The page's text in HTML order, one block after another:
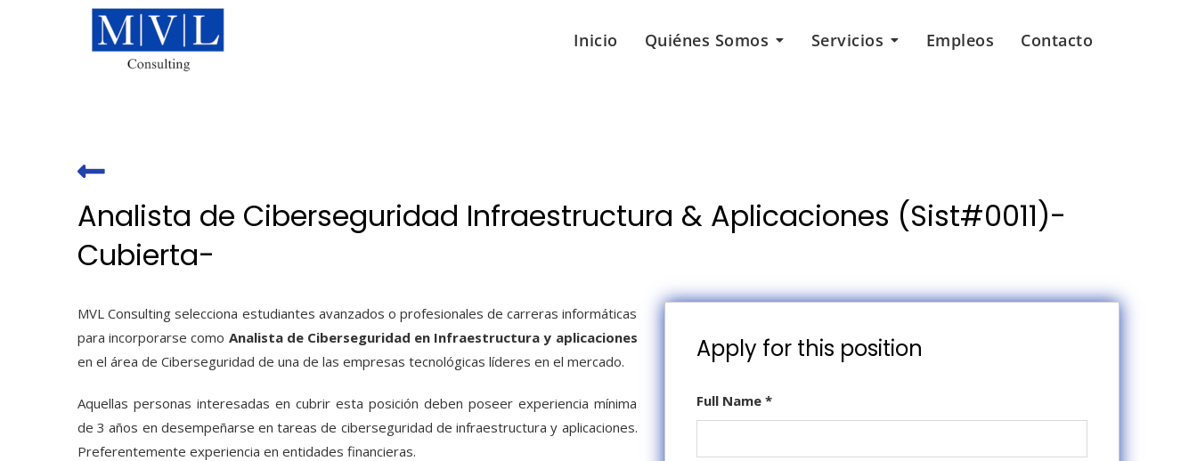
Inicio Quiénes Somos Servicios Empleos Contacto
Analista de Ciberseguridad Infraestructura & Aplicaciones (Sist#0011)-
Cubierta-
MVL Consulting selecciona estudiantes avanzados o profesionales de carreras informáticas
para incorporarse como Analista de Ciberseguridad en Infraestructura y aplicaciones
en el área de Ciberseguridad de una de las empresas tecnológicas líderes en el mercado.
Aquellas personas interesadas en cubrir esta posición deben poseer experiencia mínima
de 3 años en desempeñarse en tareas de ciberseguridad de infraestructura y aplicaciones.
Preferentemente experiencia en entidades financieras.
Apply for this position
Full Name *